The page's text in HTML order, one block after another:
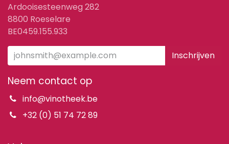
Ardooisesteenweg 282
8800 Roeselare
BE0459.155.933
Inschrijven
Neem contact op
info@vinotheek.be
+32 (0) 51 74 72 89